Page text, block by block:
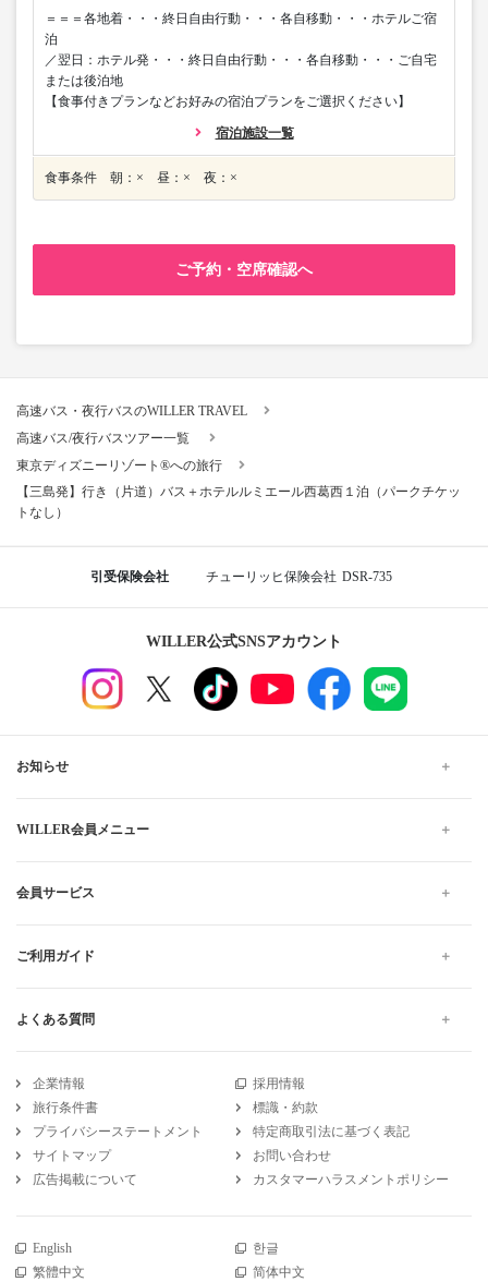
＝＝＝各地着・・・終日自由行動・・・各自移動・・・ホテルご宿
泊
／翌日：ホテル発・・・終日自由行動・・・各自移動・・・ご自宅
または後泊地
【食事付きプランなどお好みの宿泊プランをご選択ください】
宿泊施設一覧
食事条件 朝：× 昼：× 夜：×
ご予約・空席確認へ
高速バス・夜行バスのWILLER TRAVEL
高速バス/夜行バスツアー一覧
東京ディズニーリゾート®への旅行
【三島発】行き（片道）バス＋ホテルルミエール西葛西１泊（パークチケッ
トなし）
引受保険会社 チューリッヒ保険会社 DSR-735
WILLER公式SNSアカウント
お知らせ
WILLER会員メニュー
会員サービス
ご利用ガイド
よくある質問
企業情報
採用情報
旅行条件書
標識・約款
プライバシーステートメント
特定商取引法に基づく表記
サイトマップ
お問い合わせ
広告掲載について
カスタマーハラスメントポリシー
English
한글
繁體中文
简体中文